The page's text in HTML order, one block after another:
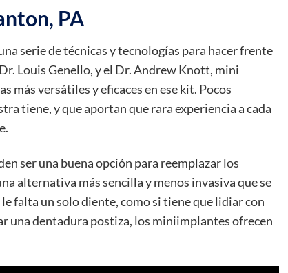
PA
serie de técnicas y tecnologías para hacer frente
Louis Genello, y el Dr. Andrew Knott, mini
más versátiles y eficaces en ese kit. Pocos
tiene, y que aportan que rara experiencia a cada
ser una buena opción para reemplazar los
alternativa más sencilla y menos invasiva que se
falta un solo diente, como si tiene que lidiar con
una dentadura postiza, los miniimplantes ofrecen